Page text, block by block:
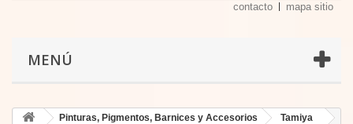
contacto mapa sitio
MENÚ
Pinturas, Pigmentos, Barnices y Accesorios
Tamiya